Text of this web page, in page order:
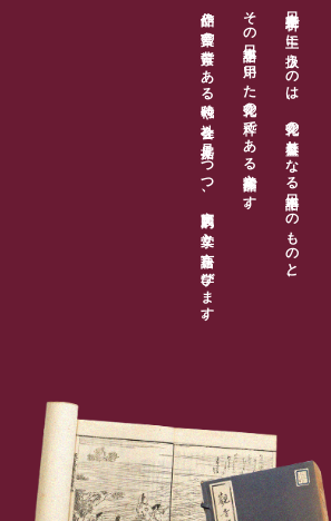
日本文学科で主に扱うのは、
文化の基盤となる日本語そのものと、
その日本語を用いた文化の
粋である文学作品です。
作品や言葉の背景にある時代や
社会を見据えつつ、実践的に
文学と言語を学びます。